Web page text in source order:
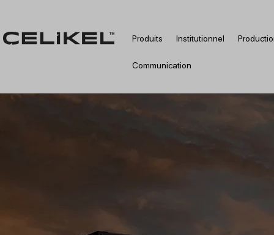
Produits Institutionnel
Communication